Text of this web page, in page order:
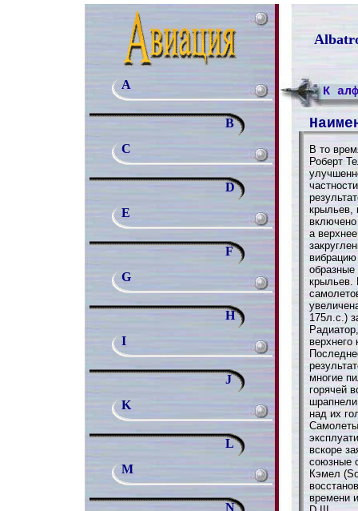
A
B
C
D
E
F
G
H
I
J
K
L
M
N
К
В то
Роберт
крыльев,
а
образные
крыльев.
175л.с.)
многие
горячей
шрапнели
над их
вскоре
союзные
Кэмел
времени